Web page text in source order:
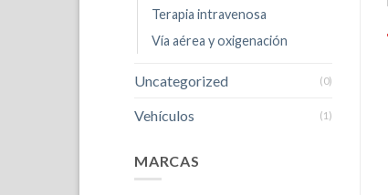
Terapia intravenosa
Vía aérea y oxigenación
Uncategorized (0)
Vehículos (1)
MARCAS